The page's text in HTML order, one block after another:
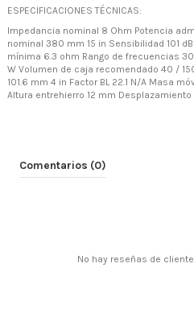
ESPECIFICACIONES TÉCNICAS:
Impedancia nominal 8 Ohm Potencia
nominal 380 mm 15 in Sensibilidad 101
mínima 6.3 ohm Rango de frecuencias
W Volumen de caja recomendado 40 /
101.6 mm 4 in Factor BL 22.1 N/A Masa
Altura entrehierro 12 mm
Comentarios (0)
No hay reseñas de